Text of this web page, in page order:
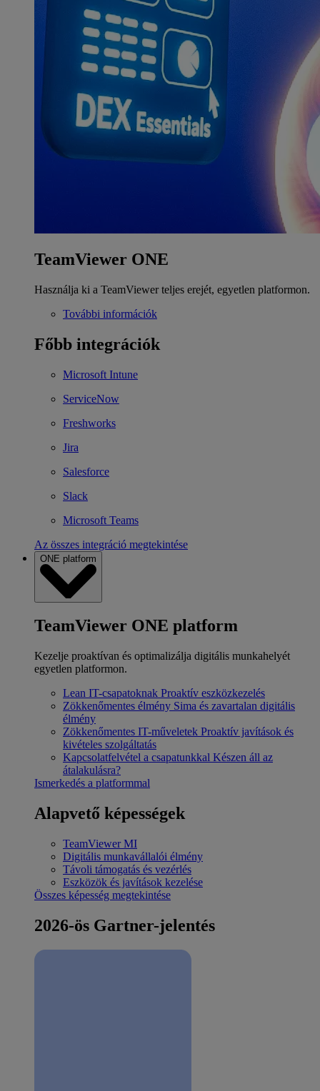
TeamViewer ONE
Használja ki a TeamViewer teljes erejét, egyetlen platformon.
További információk
Főbb integrációk
Microsoft Intune
ServiceNow
Freshworks
Jira
Salesforce
Slack
Microsoft Teams
Az összes integráció megtekintése
ONE platform
TeamViewer ONE platform
Kezelje proaktívan és optimalizálja digitális munkahelyét
egyetlen platformon.
Lean IT-csapatoknak Proaktív eszközkezelés
Zökkenőmentes élmény Sima és zavartalan digitális
élmény
Zökkenőmentes IT-műveletek Proaktív javítások és
kivételes szolgáltatás
Kapcsolatfelvétel a csapatunkkal Készen áll az
átalakulásra?
Ismerkedés a platformmal
Alapvető képességek
TeamViewer MI
Digitális munkavállalói élmény
Távoli támogatás és vezérlés
Eszközök és javítások kezelése
Összes képesség megtekintése
2026-ös Gartner-jelentés